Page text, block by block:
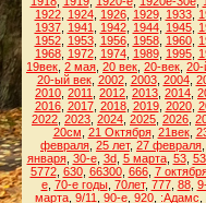
1922, 1924, 1926, 1929, 1933,
1937, 1941 1942, 1944, 1945,
1952, 1953, 1956, 1958, 1960,
1968, 1972, 1974, 1989, 1995,
19век 2 мая 20 век 20-век 20-
20-ый век, 2002, 2003, 2004,
2010 2011 2012 2013 2014
2016, 2017, 2018, 2019, 2020,
2022 2023 2024 2025 2026
20см 21 Октября, 21век,
февраля 25 лет, 27 февраля
января, 30-е, 3d, 5 марта, 53,
5772, 630, 66300, 666, 7
е, 70-е годы, 70лет, 777, 88,
марта, 9/11 90-е, 920, :Адамс